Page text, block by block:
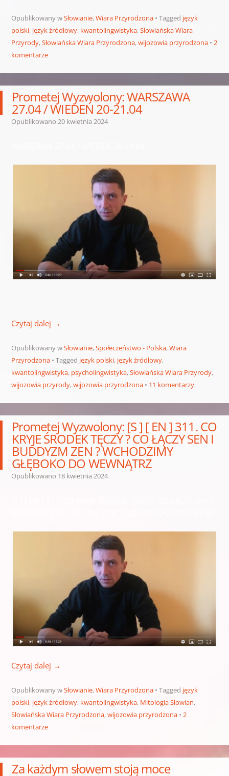
Opublikowany wSłowianie,Wiara Przyrodzona Tagged język
polski, język źródłowy, kwantolingwistyka,Słowiańska Wiara
Przyrody,Słowiańska Wiara Przyrodzona,wijozowia przyrodzona
2
komentarze
Prometej Wyzwolony: WARSZAWA
27.04 / WIEDEŃ 20-21.04
Opublikowano 20 kwietnia 2024
Czytaj dalej →
Opublikowany wSłowianie,Społeczeństwo - Polska,Wiara
Przyrodzona
Tagged język polski, język źródłowy,
kwantolingwistyka, psycholingwistyka,Słowiańska Wiara Przyrody,
wijozowia przyrody,wijozowia przyrodzona 11 komentarzy
Prometej Wyzwolony: [S ] [ EN ] 311. CO
KRYJE ŚRODEK TĘCZY ? CO ŁĄCZY SEN I
BUDDYZM ZEN ? WCHODZIMY
GŁĘBOKO DO WEWNĄTRZ
Opublikowano 18 kwietnia 2024
Czytaj dalej →
Opublikowany wSłowianie,Wiara Przyrodzona Tagged język
polski, język źródłowy, kwantolingwistyka, Mitologia Słowian,
Słowiańska Wiara Przyrodzona,wijozowia przyrodzona
2
komentarze
Za każdym słowem stoją moce